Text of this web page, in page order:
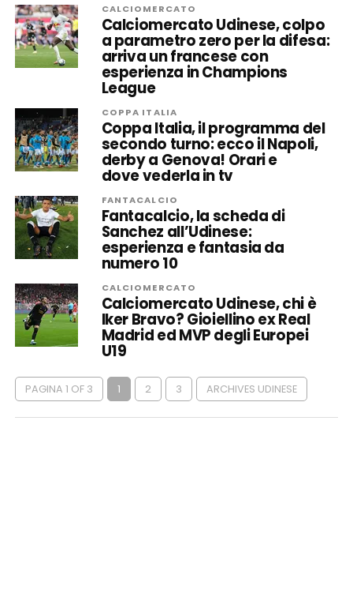
CALCIOMERCATO
Calciomercato Udinese, colpo
a parametro zero per la difesa:
arriva un francese con
esperienza in Champions
League
COPPA ITALIA
Coppa Italia, il programma del
secondo turno: ecco il Napoli,
derby a Genova! Orari e
dove vederla in tv
FANTACALCIO
Fantacalcio, la scheda di
Sanchez all’Udinese:
esperienza e fantasia da
numero 10
CALCIOMERCATO
Calciomercato Udinese, chi è
Iker Bravo? Gioiellino ex Real
Madrid ed MVP degli Europei
U19
PAGINA 1 OF 3 1 2 3 ARCHIVES UDINESE